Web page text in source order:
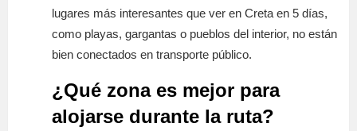
lugares más interesantes que ver en Creta en 5 días,
como playas, gargantas o pueblos del interior, no están
bien conectados en transporte público.
¿Qué zona es mejor para
alojarse durante la ruta?